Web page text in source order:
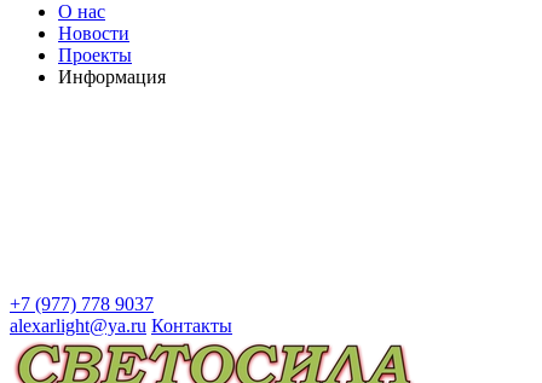
О нас
Новости
Проекты
Информация
+7 (977) 778 9037
alexarlight@ya.ru Контакты